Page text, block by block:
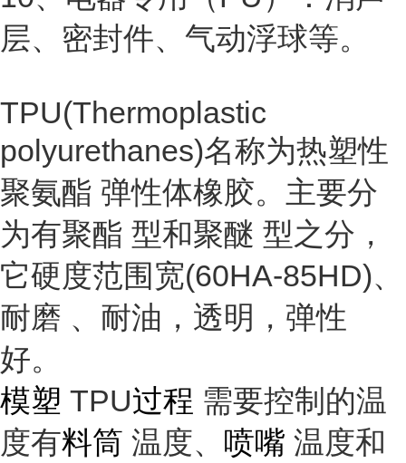
层、密封件、气动浮球等。
TPU(Thermoplastic
polyurethanes)名称为热塑性
聚氨酯 弹性体橡胶。主要分
为有聚酯 型和聚醚 型之分，
它硬度范围宽(60HA-85HD)、
耐磨 、耐油，透明， 弹性
好。
模塑 TPU过程 需要控制的温
度有料筒 温度、 喷嘴 温度和